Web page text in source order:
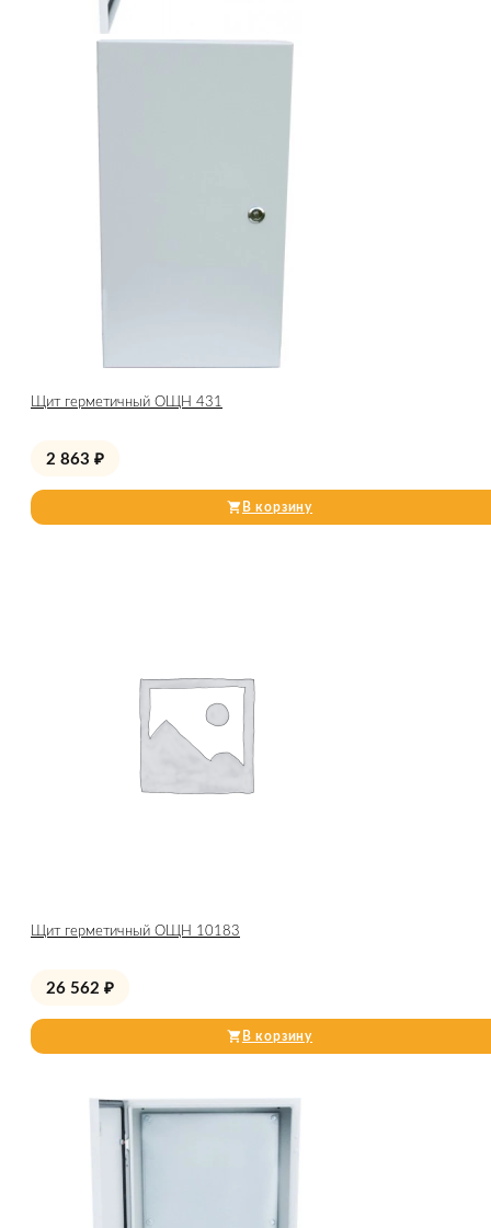
Щит герметичный ОЩН 431
2 863 ₽
В корзину
Щит герметичный ОЩН 10183
26 562 ₽
В корзину